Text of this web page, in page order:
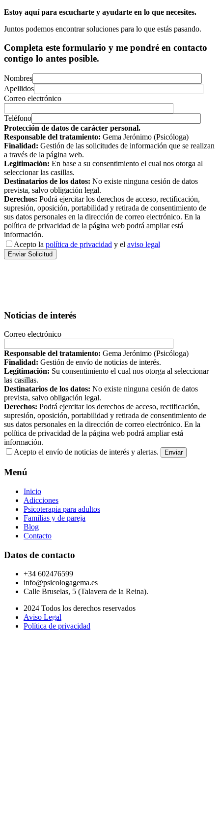
Estoy aquí para escucharte y ayudarte en lo que necesites.
Juntos podemos encontrar soluciones para lo que estás pasando.
Completa este formulario y me pondré en contacto
contigo lo antes posible.
Nombres
Apellidos
Correo electrónico
Teléfono
Protección de datos de carácter personal.
Responsable del tratamiento: Gema Jerónimo (Psicóloga)
Finalidad: Gestión de las solicitudes de información que se realizan
a través de la página web.
Legitimación: En base a su consentimiento el cual nos otorga al
seleccionar las casillas.
Destinatarios de los datos: No existe ninguna cesión de datos
prevista, salvo obligación legal.
Derechos: Podrá ejercitar los derechos de acceso, rectificación,
supresión, oposición, portabilidad y retirada de consentimiento de
sus datos personales en la dirección de correo electrónico. En la
política de privacidad de la página web podrá ampliar está
información.
Acepto la política de privacidad y el aviso legal
Noticias de interés
Correo electrónico
Responsable del tratamiento: Gema Jerónimo (Psicóloga)
Finalidad: Gestión de envío de noticias de interés.
Legitimación: Su consentimiento el cual nos otorga al seleccionar
las casillas.
Destinatarios de los datos: No existe ninguna cesión de datos
prevista, salvo obligación legal.
Derechos: Podrá ejercitar los derechos de acceso, rectificación,
supresión, oposición, portabilidad y retirada de consentimiento de
sus datos personales en la dirección de correo electrónico. En la
política de privacidad de la página web podrá ampliar está
información.
Acepto el envío de noticias de interés y alertas.
Menú
Inicio
Adicciones
Psicoterapia para adultos
Familias y de pareja
Blog
Contacto
Datos de contacto
+34 602476599
info@psicologagema.es
Calle Bruselas, 5 (Talavera de la Reina).
2024 Todos los derechos reservados
Aviso Legal
Política de privacidad